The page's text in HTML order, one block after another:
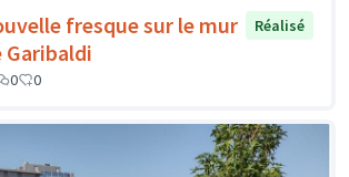
fresque sur le mur
Garibaldi
Réalisé
0 0